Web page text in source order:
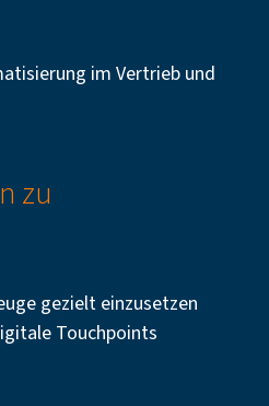
im Vertrieb und
zu
gezielt einzusetzen
Touchpoints